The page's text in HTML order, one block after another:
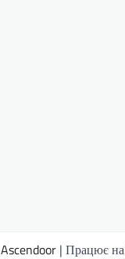
Ascendoor| Працює на